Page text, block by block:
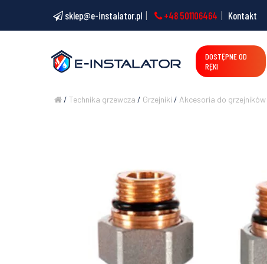
sklep@e-instalator.pl +48 501106464 Kontakt
DOSTĘPNE OD
RĘKI
/ Technika grzewcza / Grzejniki / Akcesoria do grzejników